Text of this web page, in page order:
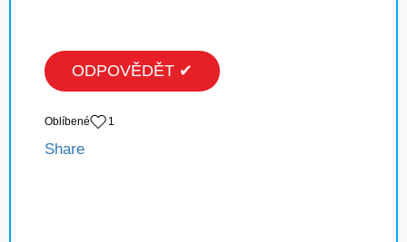
ODPOVĚDĚT ✔
Oblíbené 1
Share